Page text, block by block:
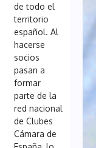
de todo el
territorio
español. Al
hacerse
socios
pasan a
formar
parte de la
red nacional
de Clubes
Cámara de